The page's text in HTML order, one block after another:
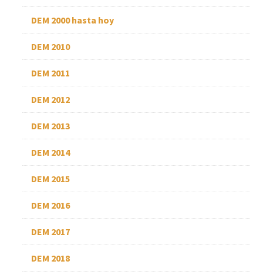
DEM 2000 hasta hoy
DEM 2010
DEM 2011
DEM 2012
DEM 2013
DEM 2014
DEM 2015
DEM 2016
DEM 2017
DEM 2018